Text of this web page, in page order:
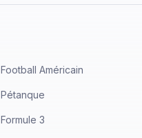
Football Américain
Pétanque
Formule 3